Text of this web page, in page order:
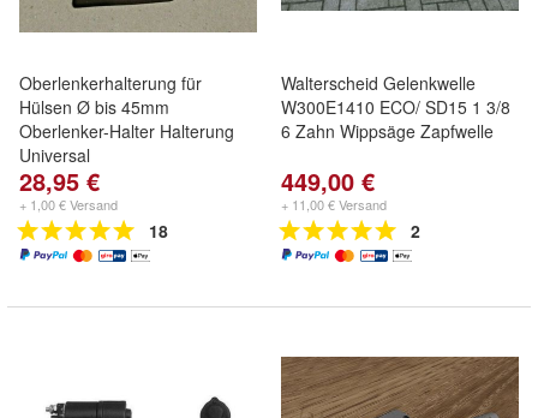
Oberlenkerhalterung für
Hülsen Ø bis 45mm
Oberlenker-Halter Halterung
Universal
28,95 €
+ 1,00 € Versand
18
Walterscheid Gelenkwelle
W300E1410 ECO/ SD15 1 3/8
6 Zahn Wippsäge Zapfwelle
449,00 €
+ 11,00 € Versand
2